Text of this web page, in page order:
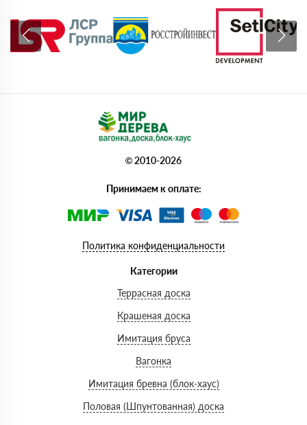
© 2010-2026
Принимаем к оплате:
Политика конфиденциальности
Категории
Террасная доска
Крашеная доска
Имитация бруса
Вагонка
Имитация бревна (блок-хаус)
Половая (Шпунтованная) доска